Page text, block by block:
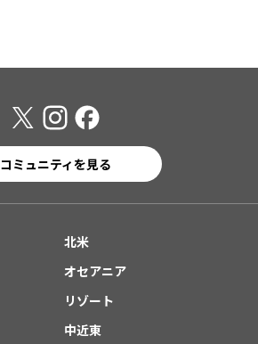
コミュニティを見る
北米
オセアニア
リゾート
中近東